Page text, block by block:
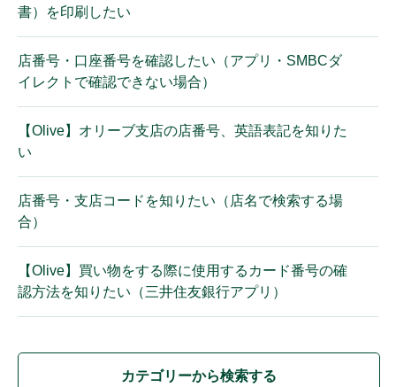
書）を印刷したい
店番号・口座番号を確認したい（アプリ・SMBCダ
イレクトで確認できない場合）
【Olive】オリーブ支店の店番号、英語表記を知りた
い
店番号・支店コードを知りたい（店名で検索する場
合）
【Olive】買い物をする際に使用するカード番号の確
認方法を知りたい（三井住友銀行アプリ）
カテゴリーから検索する